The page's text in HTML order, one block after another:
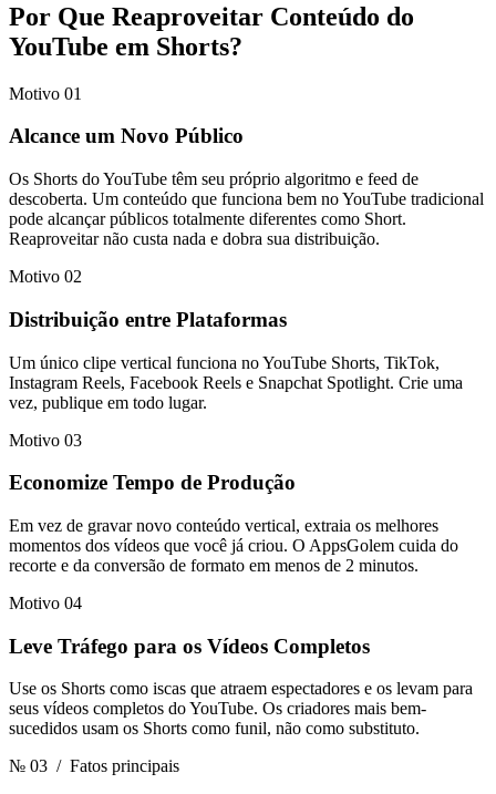
Por Que Reaproveitar Conteúdo do
YouTube em Shorts?
Motivo 01
Alcance um Novo Público
Os Shorts do YouTube têm seu próprio algoritmo e feed de
descoberta. Um conteúdo que funciona bem no YouTube tradicional
pode alcançar públicos totalmente diferentes como Short.
Reaproveitar não custa nada e dobra sua distribuição.
Motivo 02
Distribuição entre Plataformas
Um único clipe vertical funciona no YouTube Shorts, TikTok,
Instagram Reels, Facebook Reels e Snapchat Spotlight. Crie uma
vez, publique em todo lugar.
Motivo 03
Economize Tempo de Produção
Em vez de gravar novo conteúdo vertical, extraia os melhores
momentos dos vídeos que você já criou. O AppsGolem cuida do
recorte e da conversão de formato em menos de 2 minutos.
Motivo 04
Leve Tráfego para os Vídeos Completos
Use os Shorts como iscas que atraem espectadores e os levam para
seus vídeos completos do YouTube. Os criadores mais bem-
sucedidos usam os Shorts como funil, não como substituto.
№ 03 / Fatos principais